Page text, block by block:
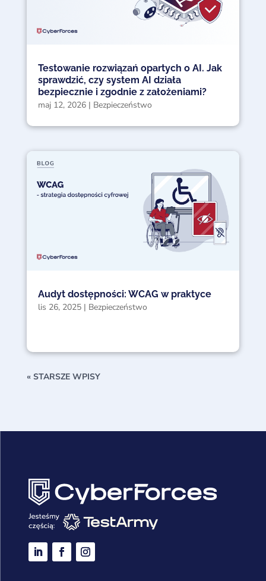
Testowanie rozwiązań opartych o AI. Jak
sprawdzić, czy system AI działa
bezpiecznie i zgodnie z założeniami?
maj 12, 2026| Bezpieczeństwo
Audyt dostępności: WCAG w praktyce
lis 26, 2025| Bezpieczeństwo
« STARSZE WPISY